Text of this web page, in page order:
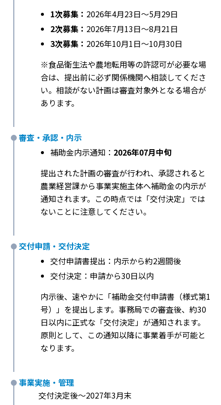
1次募集： 2026年4月23日〜5月29日
2次募集： 2026年7月13日〜8月21日
3次募集： 2026年10月1日〜10月30日
※食品衛生法や農地転用等の許認可が必要な場
合は、提出前に必ず関係機関へ相談してくださ
い。相談がない計画は審査対象外となる場合が
あります。
審査・承認・内示
補助金内示通知： 2026年07月中旬
提出された計画の審査が行われ、承認されると
農業経営課から事業実施主体へ補助金の内示が
通知されます。この時点では「交付決定」では
ないことに注意してください。
交付申請・交付決定
交付申請書提出：内示から約2週間後
交付決定：申請から30日以内
内示後、速やかに「補助金交付申請書（様式第1
号）」を提出します。事務局での審査後、約30
日以内に正式な「交付決定」が通知されます。
原則として、この通知以降に事業着手が可能と
なります。
事業実施・管理
交付決定後〜2027年3月末